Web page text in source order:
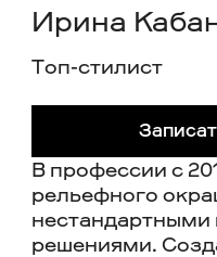
Ирина
Tоп-стилист
В профессии с
рельефного
нестандартными
решениями.